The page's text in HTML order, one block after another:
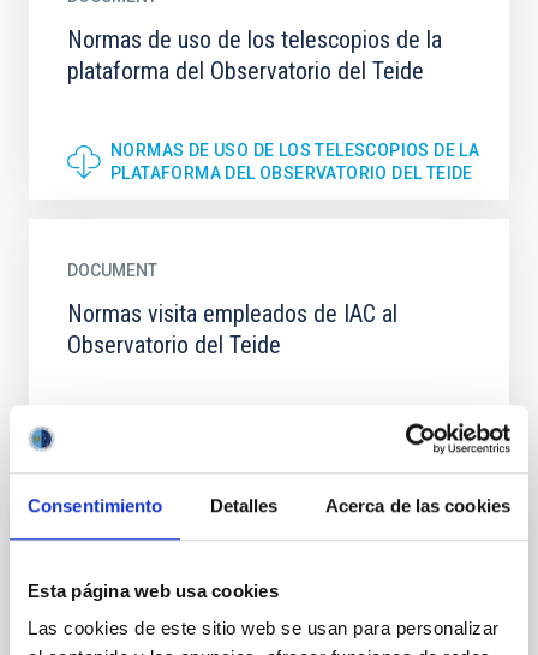
Consentimiento Detalles Acerca de las cookies
Esta página web usa cookies
Las cookies de este sitio web se usan para personalizar
Normas de uso de los telescopios de la
plataforma del Observatorio del Teide
NORMAS DE USO DE LOS TELESCOPIOS DE LA
PLATAFORMA DEL OBSERVATORIO DEL TEIDE
DOCUMENT
Normas visita empleados de IAC al
Observatorio del Teide
NORMAS VISITA EMPLEADOS DE IAC AL
DOCUMENT
Protocol to prevent situations of sexual
harassment or harassment based on sex